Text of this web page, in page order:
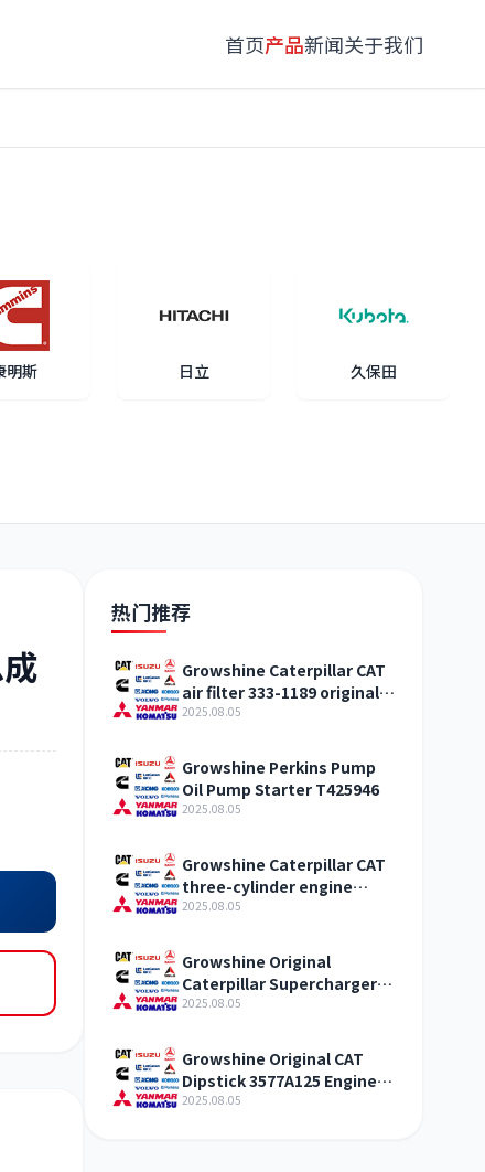
首页产品新闻关于我们
明斯 日立 久保田
卡尔玛 杰西博
山猫 上柴
热门推荐
Growshine Caterpillar CAT
air filter 333-1189 original
straight hair Qinghai
2025.08.05
Growshine Perkins Pump
Oil Pump Starter T425946
2025.08.05
Growshine Caterpillar CAT
three-cylinder engine
accessories fuel system
2025.08.05
Growshine Original
Caterpillar Supercharger
321-4994 Shandong
2025.08.05
Growshine Original CAT
Dipstick 3577A125 Engine
Maintenance Service
2025.08.05